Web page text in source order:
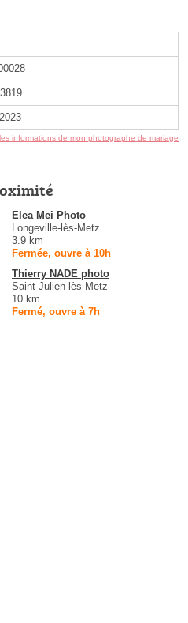
informations de mon photographe de mariage
Elea Mei Photo
Longeville-lès-Metz
3.9 km
Fermée, ouvre à 10h
Thierry NADE photo
Saint-Julien-lès-Metz
10 km
Fermé, ouvre à 7h